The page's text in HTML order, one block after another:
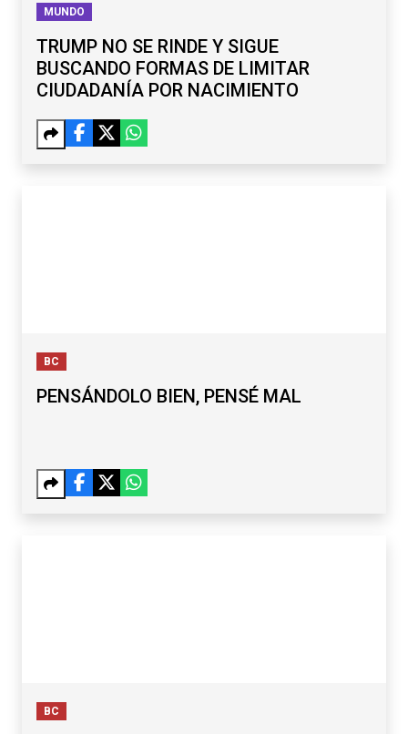
MUNDO
TRUMP NO SE RINDE Y SIGUE
BUSCANDO FORMAS DE LIMITAR
CIUDADANÍA POR NACIMIENTO
BC
PENSÁNDOLO BIEN, PENSÉ MAL
BC